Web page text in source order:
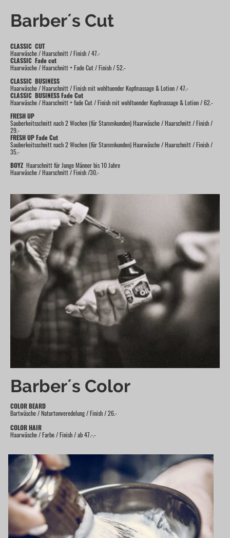
Barber´s Cut
CLASSIC CUT
Haarwäsche / Haarschnitt / Finish / 47.-
CLASSIC Fade cut
Haarwäsche / Haarschnitt + Fade Cut / Finish / 52.-
CLASSIC BUSINESS
Haarwäsche / Haarschnitt / Finish mit wohltuender Kopfmassage & Lotion / 47.-
CLASSIC BUSINESS Fade Cut
Haarwäsche / Haarschnitt + fade Cut / Finish mit wohltuender Kopfmassage & Lotion / 62.-
FRESH UP
Sauberkeitsschnitt nach 2 Wochen (für Stammkunden) Haarwäsche / Haarschnitt / Finish /
29.-
FRESH UP Fade Cut
Sauberkeitsschnitt nach 2 Wochen (für Stammkunden) Haarwäsche / Haarschnitt / Finish /
35.-
BOYZ Haarschnitt für Junge Männer bis 10 Jahre
Haarwäsche / Haarschnitt / Finish /30.-
Barber´s Color
COLOR BEARD
Bartwäsche / Naturtonveredelung / Finish / 26.-
COLOR HAIR
Haarwäsche / Farbe / Finish / ab 47.-.-